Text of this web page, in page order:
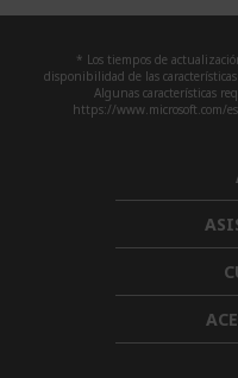
* Los tiempos de
disponibilidad de las
Algunas características
https://www.microsoft.com/